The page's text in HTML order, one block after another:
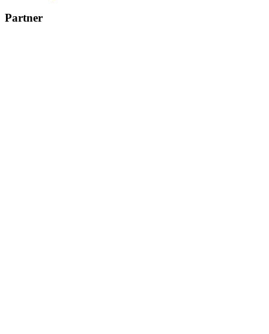
Partner